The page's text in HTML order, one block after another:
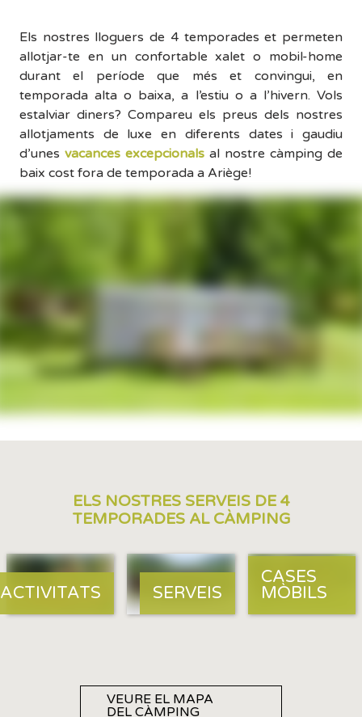
Els nostres lloguers de 4 temporades et permeten
allotjar-te en un confortable xalet o mobil-home
durant el període que més et convingui, en
temporada alta o baixa, a l’estiu o a l’hivern. Vols
estalviar diners? Compareu els preus dels nostres
allotjaments de luxe en diferents dates i gaudiu
d’unes vacances excepcionals al nostre càmping de
baix cost fora de temporada a Ariège!
ELS NOSTRES SERVEIS DE 4
TEMPORADES AL CÀMPING
ACTIVITATS SERVEIS
CASES
MÒBILS
VEURE EL MAPA
DEL CÀMPING